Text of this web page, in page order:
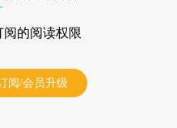
阅的阅读权限
阅/会员升级